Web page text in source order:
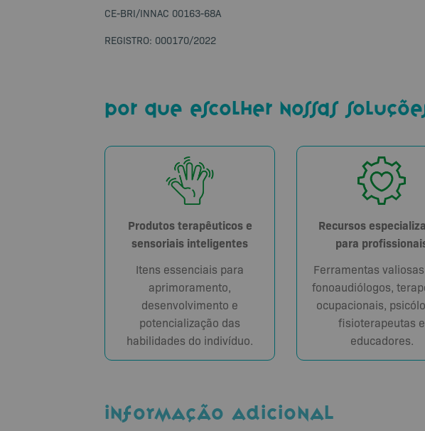
CE-BRI/INNAC 00163-68A
REGISTRO: 000170/2022
por que escolher nossas
Produtos terapêuticos e
sensoriais inteligentes
Itens essenciais para
aprimoramento,
desenvolvimento e
potencialização das
habilidades do indivíduo.
Recursos
para
Ferramentas
fonoaudiólogos,
ocupacionais,
fisioterapeutas e
educadores.
INFORMAÇÃO ADICIONAL